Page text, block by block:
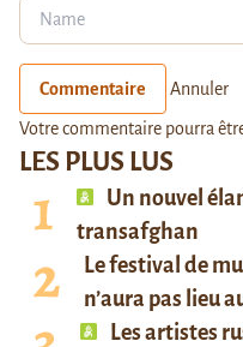
LES PLUS LUS
Un nouvel
transafghan
Le festival de
n’aura pas lieu
Les artistes
Commentaire Annuler
Votre commentaire pourra